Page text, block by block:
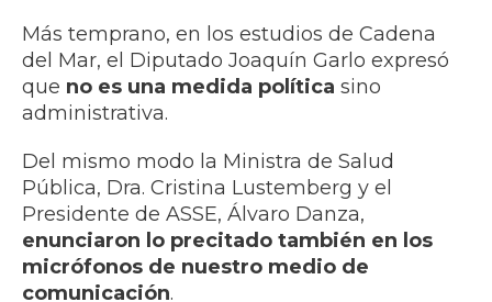
Más temprano, en los estudios de Cadena
del Mar, el Diputado Joaquín Garlo expresó
que no es una medida política sino
administrativa.
Del mismo modo la Ministra de Salud
Pública, Dra. Cristina Lustemberg y el
Presidente de ASSE, Álvaro Danza,
enunciaron lo precitado también en los
micrófonos de nuestro medio de
comunicación.